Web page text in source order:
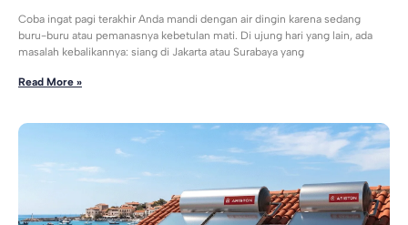
Coba ingat pagi terakhir Anda mandi dengan air dingin karena sedang
buru-buru atau pemanasnya kebetulan mati. Di ujung hari yang lain, ada
masalah kebalikannya: siang di Jakarta atau Surabaya yang
Read More »